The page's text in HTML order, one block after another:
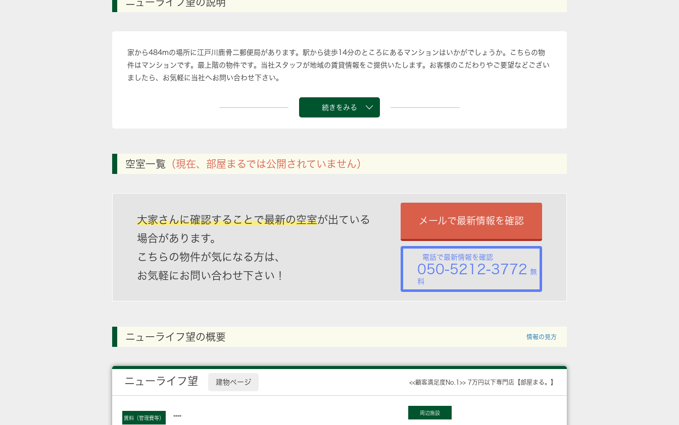
ニューライフ望の説明
家から484mの場所に江戸川鹿骨二郵便局があります。駅から徒歩14分のところにあるマンションはいかがでしょうか。こちらの物
件はマンションです。最上階の物件です。当社スタッフが地域の賃貸情報をご提供いたします。お客様のこだわりやご要望などござい
ましたら、お気軽に当社へお問い合わせ下さい。
続きをみる
空室一覧 （現在、部屋まるでは公開されていません）
大家さんに確認することで最新の空室が出ている
場合があります。
こちらの物件が気になる方は、
お気軽にお問い合わせ下さい！
メールで最新情報を確認
電話で最新情報を確認
050-5212-3772 無
料
ニューライフ望の概要 情報の見方
ニューライフ望 建物ページ <<顧客満足度No.1>> 7万円以下専門店【部屋まる。】
賃料（管理費等） ****
周辺施設